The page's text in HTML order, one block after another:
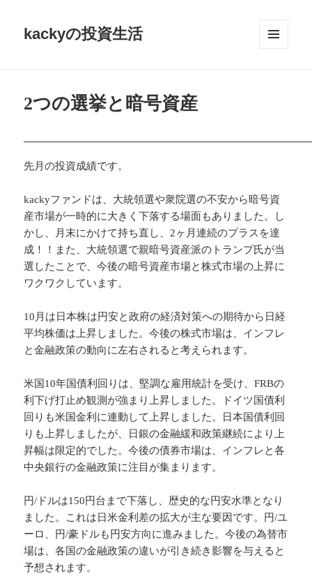
kackyの投資生活
2つの選挙と暗号資産
先月の投資成績です。
kackyファンドは、大統領選や衆院選の不安から暗号資
産市場が一時的に大きく下落する場面もありました。し
かし、月末にかけて持ち直し、2ヶ月連続のプラスを達
成！！また、大統領選で親暗号資産派のトランプ氏が当
選したことで、今後の暗号資産市場と株式市場の上昇に
ワクワクしています。
10月は日本株は円安と政府の経済対策への期待から日経
平均株価は上昇しました。今後の株式市場は、インフレ
と金融政策の動向に左右されると考えられます。
米国10年国債利回りは、堅調な雇用統計を受け、FRBの
利下げ打止め観測が強まり上昇しました。ドイツ国債利
回りも米国金利に連動して上昇しました。日本国債利回
りも上昇しましたが、日銀の金融緩和政策継続により上
昇幅は限定的でした。今後の債券市場は、インフレと各
中央銀行の金融政策に注目が集まります。
円/ドルは150円台まで下落し、歴史的な円安水準となり
ました。これは日米金利差の拡大が主な要因です。円/ユ
ーロ、円/豪ドルも円安方向に進みました。今後の為替市
場は、各国の金融政策の違いが引き続き影響を与えると
予想されます。